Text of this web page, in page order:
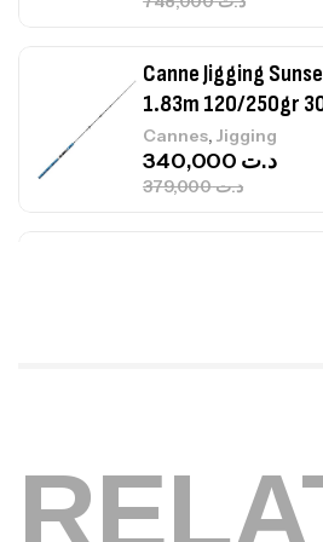
Canne Jigging
1.83m 120/250gr
Cannes,Jigging
د.ت379,000
د.ت
Accastillage bateau,
د.ت